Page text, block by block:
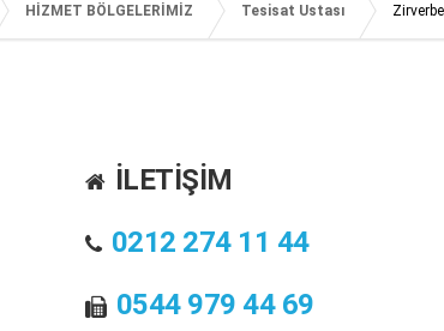
HİZMET BÖLGELERİMİZ Tesisat Ustası
İLETİŞİM
0212 274 11 44
0544 979 44 69